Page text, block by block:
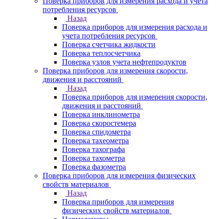
потребления ресурсов
Назад
Поверка приборов для измерения расхода и
учета потребления ресурсов
Поверка счетчика жидкости
Поверка теплосчетчика
Поверка узлов учета нефтепродуктов
Поверка приборов для измерения скорости,
движения и расстояний
Назад
Поверка приборов для измерения скорости,
движения и расстояний
Поверка инклинометра
Поверка скоростемера
Поверка спидометра
Поверка тахеометра
Поверка тахографа
Поверка тахометра
Поверка фазометра
Поверка приборов для измерения физических
свойств материалов
Назад
Поверка приборов для измерения
физических свойств материалов